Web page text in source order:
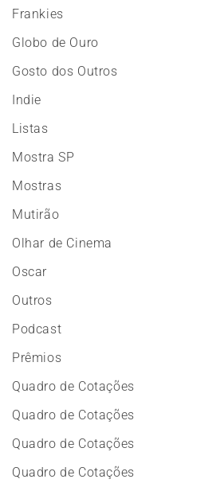
Frankies
Globo de Ouro
Gosto dos Outros
Indie
Listas
Mostra SP
Mostras
Mutirão
Olhar de Cinema
Oscar
Outros
Podcast
Prêmios
Quadro de Cotações
Quadro de Cotações
Quadro de Cotações
Quadro de Cotações